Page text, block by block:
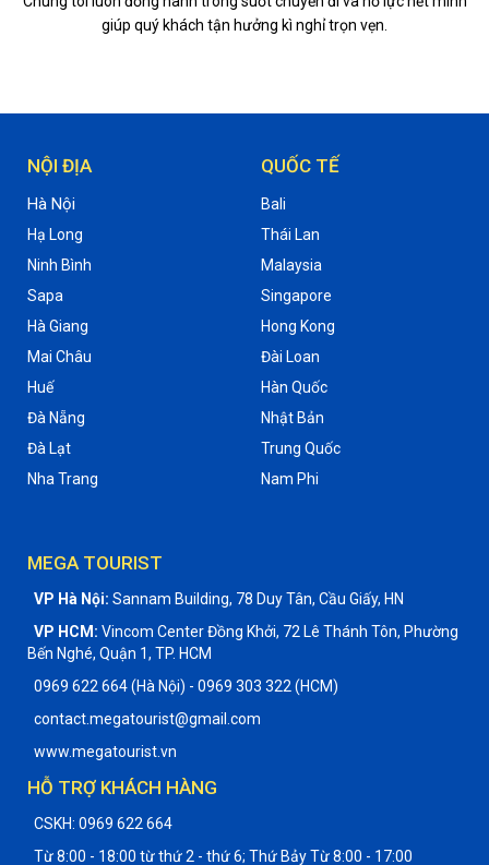
giúp quý khách tận hưởng kì nghỉ trọn vẹn.
NỘI ĐỊA
Hà Nội
Hạ Long
Ninh Bình
Sapa
Hà Giang
Mai Châu
Huế
Đà Nẵng
Đà Lạt
Nha Trang
QUỐC TẾ
Bali
Thái Lan
Malaysia
Singapore
Hong Kong
Đài Loan
Hàn Quốc
Nhật Bản
Trung Quốc
Nam Phi
MEGA TOURIST
VP Hà Nội: Sannam Building, 78 Duy Tân, Cầu Giấy, HN
VP HCM: Vincom Center Đồng Khởi, 72 Lê Thánh Tôn, Phường
Bến Nghé, Quận 1, TP. HCM
0969 622 664 (Hà Nội) - 0969 303 322 (HCM)
contact.megatourist@gmail.com
www.megatourist.vn
HỖ TRỢ KHÁCH HÀNG
CSKH: 0969 622 664
Từ 8:00 - 18:00 từ thứ 2 - thứ 6; Thứ Bảy Từ 8:00 - 17:00